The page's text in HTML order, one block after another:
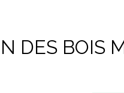
AIDE-ÉDUCATEUR
(CENTRE SAINT-LOUIS)
DES BOIS